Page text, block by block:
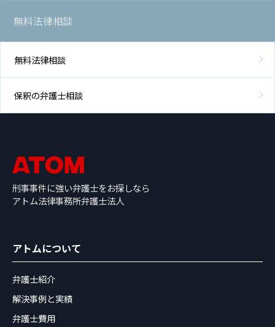
無料法律相談
無料法律相談
保釈の弁護士相談
刑事事件に強い弁護士をお探しなら
アトム法律事務所弁護士法人
アトムについて
弁護士紹介
解決事例と実績
弁護士費用